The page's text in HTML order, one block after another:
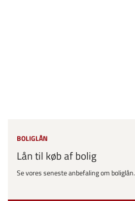
BOLIGLÅN
Lån til køb af bolig
Se vores seneste anbefaling om boliglån.